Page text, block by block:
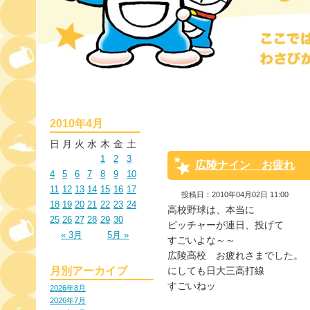
2010年4月
日 月 火 水 木 金 土
1 2
3
4
5 6 7 8 9
10
11 12 13 14 15 16 17
18 19 20 21 22 23 24
25 26 27 28 29 30
« 3月
5月 »
月別アーカイブ
2026年8月
2026年7月
広陵ナイン お疲れ
投稿日：2010年04月02日 11:00
高校野球は、本当に
ピッチャーが連日、投げて
すごいよな～～
広陵高校　お疲れさまでした。
にしても日大三高打線
すごいねッ